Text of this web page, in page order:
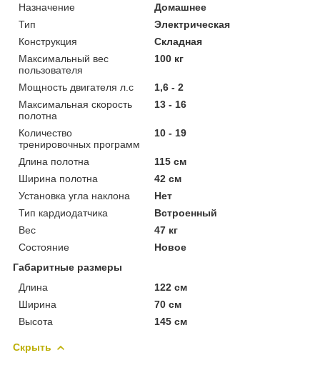
Назначение
Домашнее
Тип
Электрическая
Конструкция
Складная
Максимальный вес
пользователя
100 кг
Мощность двигателя л.с
1,6 - 2
Максимальная скорость
полотна
13 - 16
Количество
тренировочных программ
10 - 19
Длина полотна
115 см
Ширина полотна
42 см
Установка угла наклона
Нет
Тип кардиодатчика
Встроенный
Вес
47 кг
Состояние
Новое
Габаритные размеры
Длина
122 см
Ширина
70 см
Высота
145 см
Скрыть